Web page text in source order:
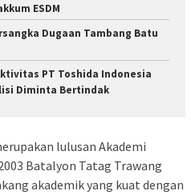
ESDM
Dugaan Tambang Batu
PT Toshida Indonesia
Diminta Bertindak
lulusan Akademi
Batalyon Tatag Trawang
akademik yang kuat dengan